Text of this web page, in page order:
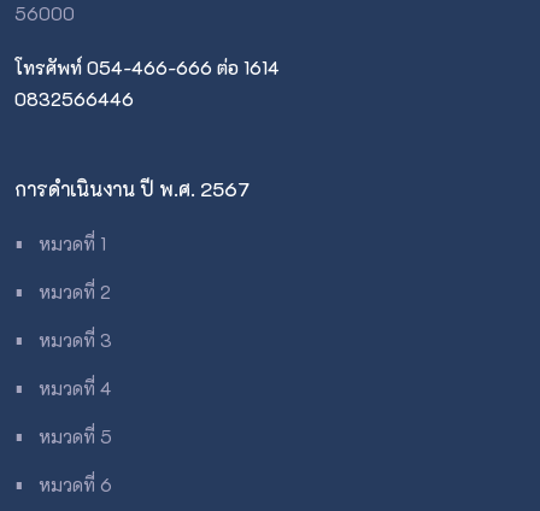
56000
โทรศัพท์ 054-466-666 ต่อ 1614
0832566446
การดำเนินงาน ปี พ.ศ. 2567
∎ หมวดที่ 1
∎ หมวดที่ 2
∎ หมวดที่ 3
∎ หมวดที่ 4
∎ หมวดที่ 5
∎ หมวดที่ 6